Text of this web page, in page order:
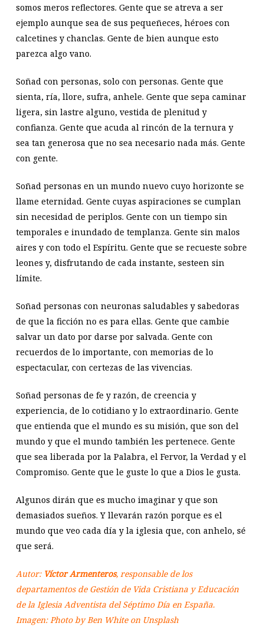
somos meros reflectores. Gente que se atreva a ser
ejemplo aunque sea de sus pequeñeces, héroes con
calcetines y chanclas. Gente de bien aunque esto
parezca algo vano.
Soñad con personas, solo con personas. Gente que
sienta, ría, llore, sufra, anhele. Gente que sepa caminar
ligera, sin lastre alguno, vestida de plenitud y
confianza. Gente que acuda al rincón de la ternura y
sea tan generosa que no sea necesario nada más. Gente
con gente.
Soñad personas en un mundo nuevo cuyo horizonte se
llame eternidad. Gente cuyas aspiraciones se cumplan
sin necesidad de periplos. Gente con un tiempo sin
temporales e inundado de templanza. Gente sin malos
aires y con todo el Espíritu. Gente que se recueste sobre
leones y, disfrutando de cada instante, sesteen sin
límite.
Soñad personas con neuronas saludables y sabedoras
de que la ficción no es para ellas. Gente que cambie
salvar un dato por darse por salvada. Gente con
recuerdos de lo importante, con memorias de lo
espectacular, con certezas de las vivencias.
Soñad personas de fe y razón, de creencia y
experiencia, de lo cotidiano y lo extraordinario. Gente
que entienda que el mundo es su misión, que son del
mundo y que el mundo también les pertenece. Gente
que sea liberada por la Palabra, el Fervor, la Verdad y el
Compromiso. Gente que le guste lo que a Dios le gusta.
Algunos dirán que es mucho imaginar y que son
demasiados sueños. Y llevarán razón porque es el
mundo que veo cada día y la iglesia que, con anhelo, sé
que será.
Autor: Víctor Armenteros, responsable de los
departamentos de Gestión de Vida Cristiana y Educación
de la Iglesia Adventista del Séptimo Día en España.
Imagen: Photo byBen Whiteon Unsplash